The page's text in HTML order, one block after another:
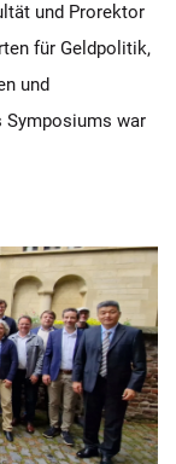
und Prorektor
für Geldpolitik,
und
war